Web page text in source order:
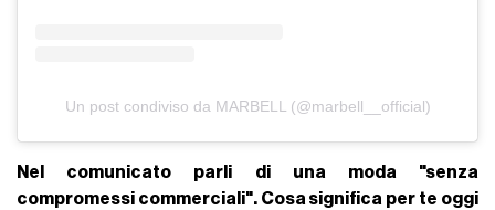
Un post condiviso da MARBELL (@marbell__official)
Nel comunicato parli di una moda "senza
compromessi commerciali". Cosa significa per te oggi